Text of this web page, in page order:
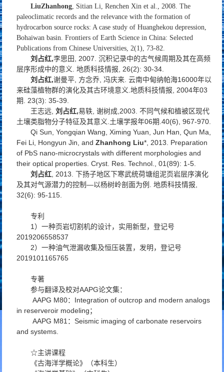
LiuZhanhong, Sitian Li, Renchen Xin et al., 2008. The
paleoclimatic records and the relevance with the formation of
hydrocarbon source rocks: A case study of Huanghekou depression,
Bohaiwan basin. Frontiers of Earth Science in China: Selected
Publications from Chinese Universities, 2(1), 73-82.
刘占红,李思田, 2007. 沉积记录中的古气候周期及其在高频
层序形成中的意义. 地质科技情报, 26(2): 30-34.
刘占红,谢曼平, 方念乔, 冯庆来. 云南中甸纳帕海16000年以
来硅藻植物群的演化及其古环境意义.地质科技情报, 2004年03
期. 23(3): 35-39.
王志远,刘占红,易轶, 谢树成,2003. 不同气候和植被区现代
土壤类脂物分子特征及其意义.土壤学报年06期.40(6), 967-970.
Qi Sun, Yongqian Wang, Ximing Yuan, Jun Han, Qun Ma,
Fei Li, Hongyun Jin, andZhanhong Liu*, 2013. Preparation
of PbS nano-microcrystals with different morphologies and
their optical properties. Cryst. Res. Technol., 01(89): 1-5.
刘占红 , 2013. 下扬子地区下寒武统荷塘组泥页岩层序演化
及其对气源潜力的控制—以杨树岭剖面为例. 地质科技情报,
32(6): 95-115.
专利
1）一种页岩切割机的设计，实用新型，登记号
2019206558537
2）一种油气泄漏收集及恒压装置，发明，登记号
2019101165765
专著
参与翻译及校对AAPG论文集：
AAPG M80：Integration of outcrop and modern analogs
in reserveroir modeling；
AAPG M81：Seismic imaging of carbonate reservoirs
and systems.
☆主讲课程
《古海洋学概论》（本科生）